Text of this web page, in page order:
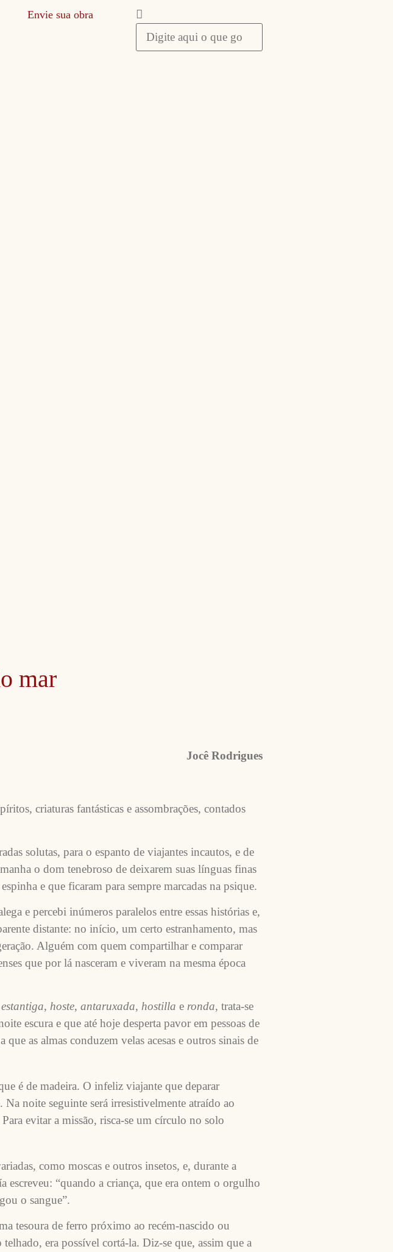
Envie sua obra
mar
Jocê Rodrigues
criaturas fantásticas e assombrações, contados
solutas, para o espanto de viajantes incautos, e de
o dom tenebroso de deixarem suas línguas finas
e que ficaram para sempre marcadas na psique.
e percebi inúmeros paralelos entre essas histórias e,
distante: no início, um certo estranhamento, mas
Alguém com quem compartilhar e comparar
que por lá nasceram e viveram na mesma época
estantiga, hoste, antaruxada, hostilla e ronda, trata-se
escura e que até hoje desperta pavor em pessoas de
que as almas conduzem velas acesas e outros sinais de
é de madeira. O infeliz viajante que deparar
noite seguinte será irresistivelmente atraído ao
evitar a missão, risca-se um círculo no solo
como moscas e outros insetos, e, durante a
escreveu: “quando a criança, que era ontem o orgulho
o sangue”.
tesoura de ferro próximo ao recém-nascido ou
era possível cortá-la. Diz-se que, assim que a